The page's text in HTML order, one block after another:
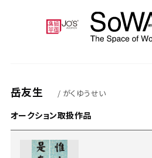
岳友生 / がくゆうせい
オークション取扱作品